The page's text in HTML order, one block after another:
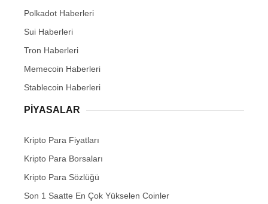
Polkadot Haberleri
Sui Haberleri
Tron Haberleri
Memecoin Haberleri
Stablecoin Haberleri
PIYASALAR
Kripto Para Fiyatları
Kripto Para Borsaları
Kripto Para Sözlüğü
Son 1 Saatte En Çok Yükselen Coinler